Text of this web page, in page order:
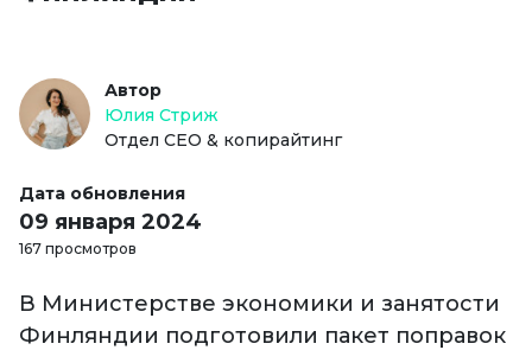
Автор
Юлия Стриж
Отдел СЕО & копирайтинг
Дата обновления
09 января 2024
167 просмотров
В Министерстве экономики и занятости
Финляндии подготовили пакет поправок